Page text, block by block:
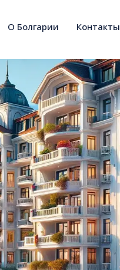
О Болгарии Контакты